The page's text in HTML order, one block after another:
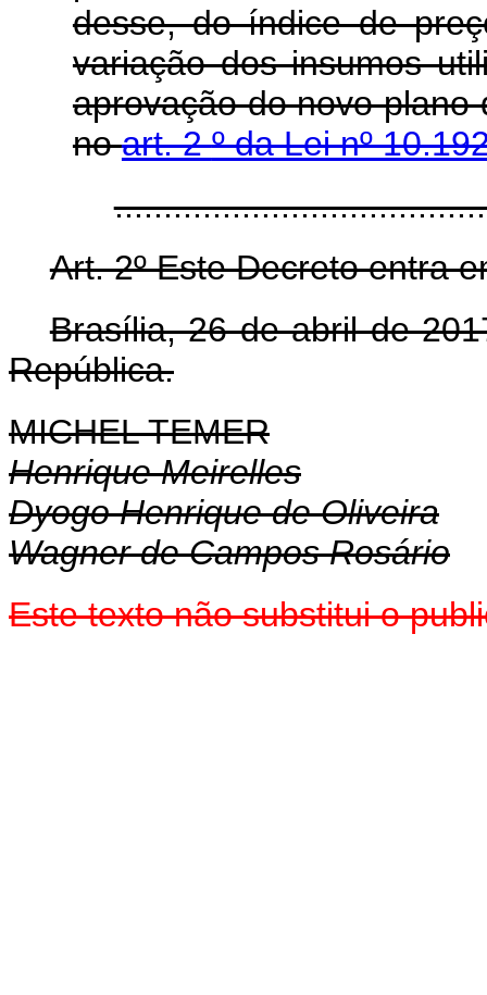
desse, do índice de
variação dos insumos
aprovação do novo plano
noart. 2º da Lei nº
Art. 2º Este Decreto entra
Brasília, 26 de abril de
República.
MICHEL TEMER
Henrique Meirelles
Dyogo Henrique de Oliveira
Wagner de Campos Rosário
Este texto não substitui o